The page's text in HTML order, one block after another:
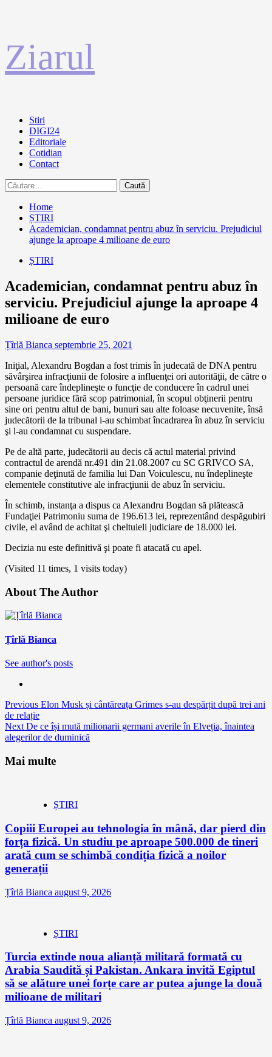
la
conținut
Ziarul
Primary
Menu
Stiri
DIGI24
Editoriale
Cotidian
Contact
Caută
după:
Home
ȘTIRI
Academician, condamnat pentru abuz în serviciu. Prejudiciul
ajunge la aproape 4 milioane de euro
ȘTIRI
Academician, condamnat pentru abuz în
serviciu. Prejudiciul ajunge la aproape 4
milioane de euro
Țîrlă Bianca septembrie 25, 2021
Iniţial, Alexandru Bogdan a fost trimis în judecată de DNA pentru
săvârşirea infracţiunii de folosire a influenţei ori autorităţii, de către o
persoană care îndeplineşte o funcţie de conducere în cadrul unei
persoane juridice fără scop patrimonial, în scopul obţinerii pentru
sine ori pentru altul de bani, bunuri sau alte foloase necuvenite, însă
judecătorii de la tribunal i-au schimbat încadrarea în abuz în serviciu
şi l-au condamnat cu suspendare.
Pe de altă parte, judecătorii au decis că actul material privind
contractul de arendă nr.491 din 21.08.2007 cu SC GRIVCO SA,
companie deţinută de familia lui Dan Voiculescu, nu îndeplineşte
elementele constitutive ale infracţiunii de abuz în serviciu.
În schimb, instanţa a dispus ca Alexandru Bogdan să plătească
Fundaţiei Patrimoniu suma de 196.613 lei, reprezentând despăgubiri
civile, el având de achitat şi cheltuieli judiciare de 18.000 lei.
Decizia nu este definitivă şi poate fi atacată cu apel.
(Visited 11 times, 1 visits today)
About The Author
Țîrlă Bianca
See author's posts
Continue
Reading
Previous Elon Musk și cântăreața Grimes s-au despărțit după trei ani
de relație
Next De ce își mută milionarii germani averile în Elveția, înaintea
alegerilor de duminică
Mai multe
ȘTIRI
Copiii Europei au tehnologia în mână, dar pierd din
forța fizică. Un studiu pe aproape 500.000 de tineri
arată cum se schimbă condiția fizică a noilor
generații
Țîrlă Bianca august 9, 2026
ȘTIRI
Turcia extinde noua alianță militară formată cu
Arabia Saudită și Pakistan. Ankara invită Egiptul
să se alăture unei forțe care ar putea ajunge la două
milioane de militari
Țîrlă Bianca august 9, 2026